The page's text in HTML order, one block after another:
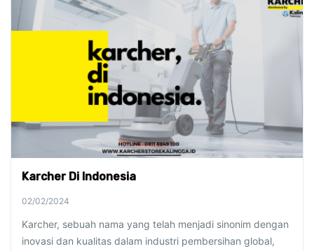
Karcher Di Indonesia
02/02/2024
Karcher, sebuah nama yang telah menjadi sinonim dengan
inovasi dan kualitas dalam industri pembersihan global,